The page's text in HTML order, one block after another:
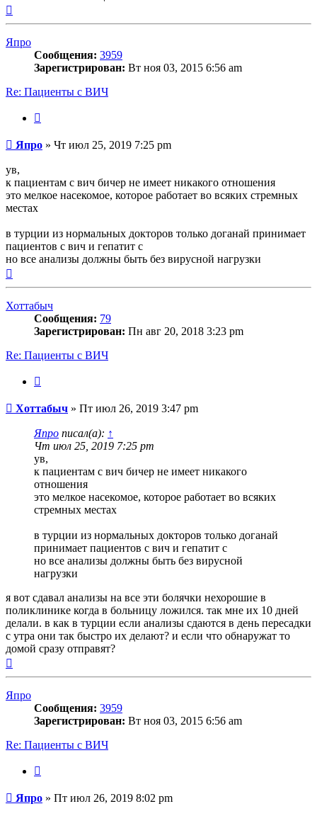
Япро
Сообщения: 3959
Зарегистрирован: Вт ноя 03, 2015 6:56 am
Re: Пациенты с ВИЧ
Сообщение
Япро » Чт июл 25, 2019 7:25 pm
ув,
к пациентам с вич бичер не имеет никакого отношения
это мелкое насекомое, которое работает во всяких стремных
местах
в турции из нормальных докторов только доганай принимает
пациентов с вич и гепатит с
но все анализы должны быть без вирусной нагрузки
Хоттабыч
Сообщения: 79
Зарегистрирован: Пн авг 20, 2018 3:23 pm
Re: Пациенты с ВИЧ
Сообщение
Хоттабыч » Пт июл 26, 2019 3:47 pm
Япро писал(а): ↑
Чт июл 25, 2019 7:25 pm
ув,
к пациентам с вич бичер не имеет никакого
отношения
это мелкое насекомое, которое работает во всяких
стремных местах
в турции из нормальных докторов только доганай
принимает пациентов с вич и гепатит с
но все анализы должны быть без вирусной
нагрузки
я вот сдавал анализы на все эти болячки нехорошие в
поликлинике когда в больницу ложился. так мне их 10 дней
делали. в как в турции если анализы сдаются в день пересадки
с утра они так быстро их делают? и если что обнаружат то
домой сразу отправят?
Япро
Сообщения: 3959
Зарегистрирован: Вт ноя 03, 2015 6:56 am
Re: Пациенты с ВИЧ
Сообщение
Япро » Пт июл 26, 2019 8:02 pm